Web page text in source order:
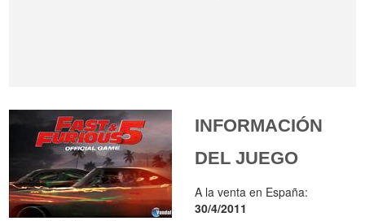
INFORMACIÓN
DEL JUEGO
A la venta en España:
30/4/2011